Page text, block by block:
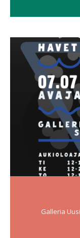
Galleria